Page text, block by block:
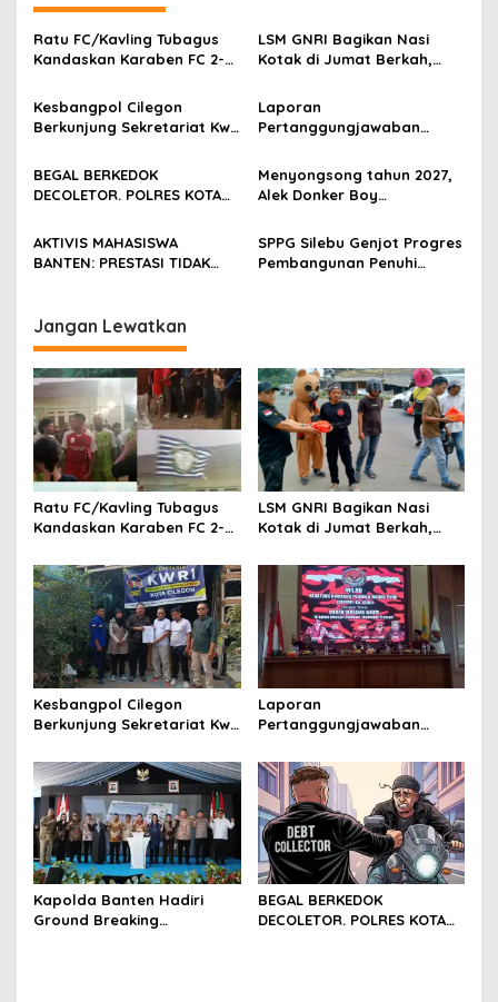
Ratu FC/Kavling Tubagus
Kandaskan Karaben FC 2-0:
Kebersamaan Warga
Sindang Heula
LSM GNRI Bagikan Nasi
Kotak di Jumat Berkah,
Kesbangpol Cilegon
Berkunjung Sekretariat Kwri
Kemitraan yang kokoh
Laporan
Pertanggungjawaban
Panitia Milad KKPMP ke-15
Resmi Ditutup
BEGAL BERKEDOK
DECOLETOR. POLRES KOTA
TEGAS
Menyongsong tahun 2027,
Alek Donker Boy
SerangPost.com, mengajak
seluruh jajaran untuk terus
meningkatkan
AKTIVIS MAHASISWA
BANTEN: PRESTASI TIDAK
SPPG Silebu Genjot Progres
Pembangunan Penuhi
Jangan Lewatkan
Ratu FC/Kavling Tubagus
Kandaskan Karaben FC 2-0:
Kebersamaan Warga
Sindang Heula
LSM GNRI Bagikan Nasi
Kotak di Jumat Berkah,
Kesbangpol Cilegon
Berkunjung Sekretariat Kwri
Kemitraan yang kokoh
Laporan
Pertanggungjawaban
Panitia Milad KKPMP ke-15
Resmi Ditutup
Kapolda Banten Hadiri
Ground Breaking
BEGAL BERKEDOK
DECOLETOR. POLRES KOTA